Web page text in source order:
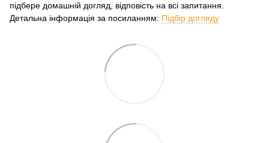
підбере домашній догляд, відповість на всі запитання.
Детальна інформація за посиланням: Підбір догляду